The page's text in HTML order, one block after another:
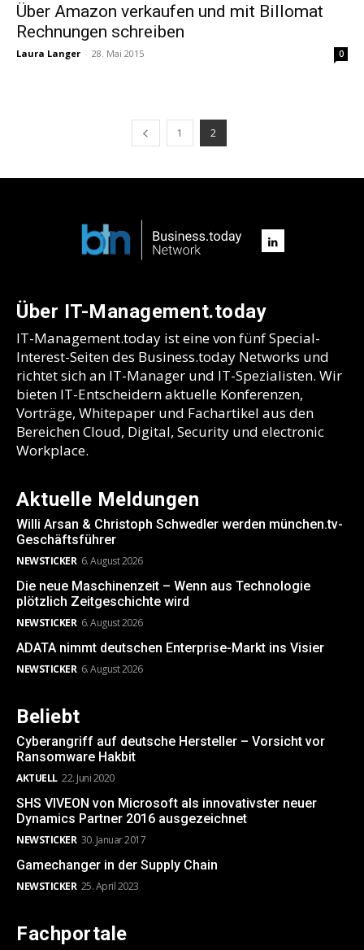
Über Amazon verkaufen und mit Billomat
Rechnungen schreiben
Laura Langer - 28. Mai 2015 0
1 2
Über IT-Management.today
IT-Management.today ist eine von fünf Special-
Interest-Seiten des Business.today Networks und
richtet sich an IT-Manager und IT-Spezialisten. Wir
bieten IT-Entscheidern aktuelle Konferenzen,
Vorträge, Whitepaper und Fachartikel aus den
Bereichen Cloud, Digital, Security und electronic
Workplace.
Aktuelle Meldungen
Willi Arsan & Christoph Schwedler werden münchen.tv-
Geschäftsführer
NEWSTICKER 6. August 2026
Die neue Maschinenzeit – Wenn aus Technologie
plötzlich Zeitgeschichte wird
NEWSTICKER 6. August 2026
ADATA nimmt deutschen Enterprise-Markt ins Visier
NEWSTICKER 6. August 2026
Beliebt
Cyberangriff auf deutsche Hersteller – Vorsicht vor
Ransomware Hakbit
AKTUELL 22. Juni 2020
SHS VIVEON von Microsoft als innovativster neuer
Dynamics Partner 2016 ausgezeichnet
NEWSTICKER 30. Januar 2017
Gamechanger in der Supply Chain
NEWSTICKER 25. April 2023
Fachportale